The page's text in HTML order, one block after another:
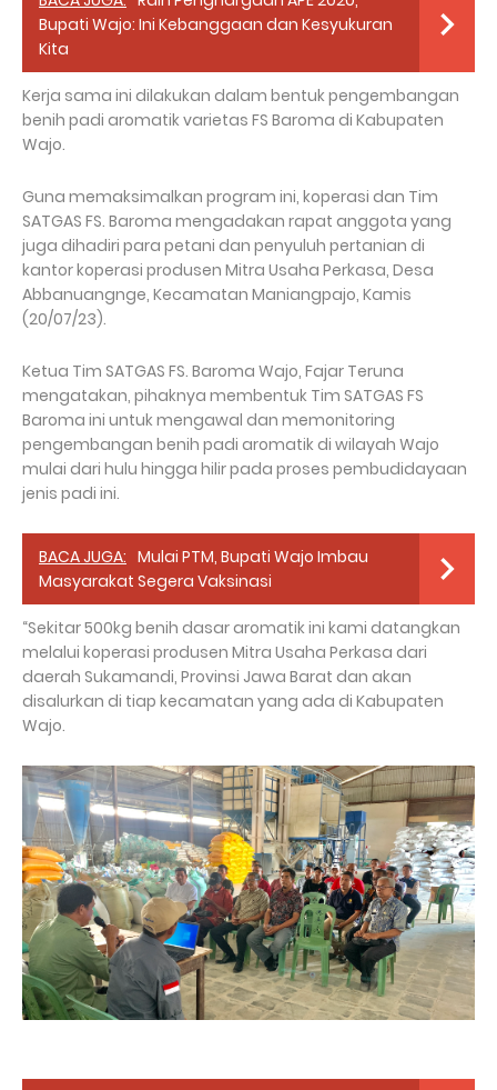
Bupati Wajo: Ini Kebanggaan dan Kesyukuran
Kita
Kerja sama ini dilakukan dalam bentuk pengembangan
benih padi aromatik varietas FS Baroma di Kabupaten
Wajo.
Guna memaksimalkan program ini, koperasi dan Tim
SATGAS FS. Baroma mengadakan rapat anggota yang
juga dihadiri para petani dan penyuluh pertanian di
kantor koperasi produsen Mitra Usaha Perkasa, Desa
Abbanuangnge, Kecamatan Maniangpajo, Kamis
(20/07/23).
Ketua Tim SATGAS FS. Baroma Wajo, Fajar Teruna
mengatakan, pihaknya membentuk Tim SATGAS FS
Baroma ini untuk mengawal dan memonitoring
pengembangan benih padi aromatik di wilayah Wajo
mulai dari hulu hingga hilir pada proses pembudidayaan
jenis padi ini.
BACA JUGA: Mulai PTM, Bupati Wajo Imbau
Masyarakat Segera Vaksinasi
“Sekitar 500kg benih dasar aromatik ini kami datangkan
melalui koperasi produsen Mitra Usaha Perkasa dari
daerah Sukamandi, Provinsi Jawa Barat dan akan
disalurkan di tiap kecamatan yang ada di Kabupaten
Wajo.